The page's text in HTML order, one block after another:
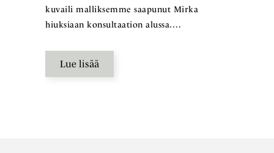
kuvaili malliksemme saapunut Mirka
hiuksiaan konsultaation alussa….
Lue lisää